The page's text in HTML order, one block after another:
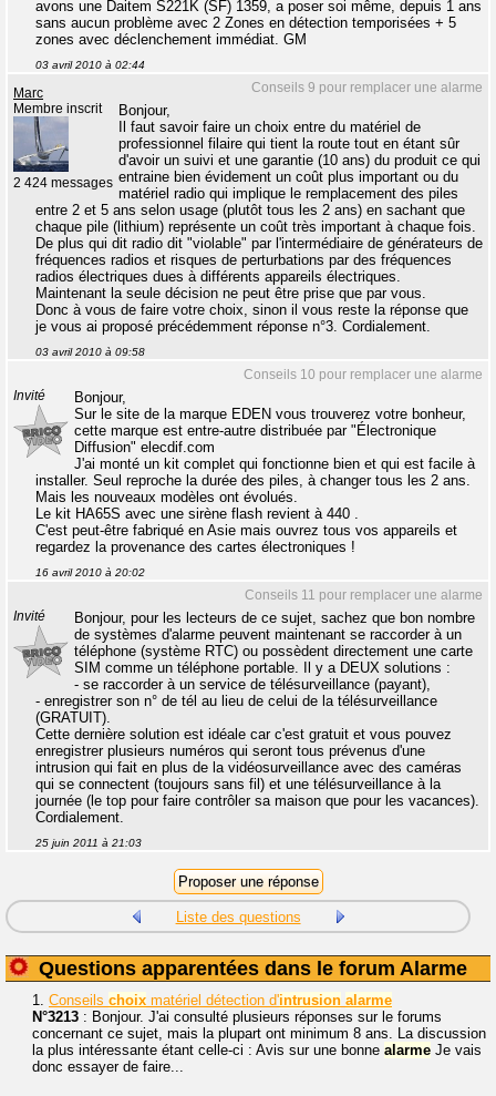
avons une Daitem S221K (SF) 1359, a poser soi même, depuis 1 ans
sans aucun problème avec 2 Zones en détection temporisées + 5
zones avec déclenchement immédiat. GM
03 avril 2010 à 02:44
Conseils 9 pour remplacer une alarme
Marc
Membre inscrit
2 424 messages
Bonjour,
Il faut savoir faire un choix entre du matériel de
professionnel filaire qui tient la route tout en étant sûr
d'avoir un suivi et une garantie (10 ans) du produit ce qui
entraine bien évidement un coût plus important ou du
matériel radio qui implique le remplacement des piles
entre 2 et 5 ans selon usage (plutôt tous les 2 ans) en sachant que
chaque pile (lithium) représente un coût très important à chaque fois.
De plus qui dit radio dit "violable" par l'intermédiaire de générateurs de
fréquences radios et risques de perturbations par des fréquences
radios électriques dues à différents appareils électriques.
Maintenant la seule décision ne peut être prise que par vous.
Donc à vous de faire votre choix, sinon il vous reste la réponse que
je vous ai proposé précédemment réponse n°3. Cordialement.
03 avril 2010 à 09:58
Conseils 10 pour remplacer une alarme
Invité
Bonjour,
Sur le site de la marque EDEN vous trouverez votre bonheur,
cette marque est entre-autre distribuée par "Électronique
Diffusion" elecdif.com
J'ai monté un kit complet qui fonctionne bien et qui est facile à
installer. Seul reproche la durée des piles, à changer tous les 2 ans.
Mais les nouveaux modèles ont évolués.
Le kit HA65S avec une sirène flash revient à 440 .
C'est peut-être fabriqué en Asie mais ouvrez tous vos appareils et
regardez la provenance des cartes électroniques !
16 avril 2010 à 20:02
Conseils 11 pour remplacer une alarme
Invité
Bonjour, pour les lecteurs de ce sujet, sachez que bon nombre
de systèmes d'alarme peuvent maintenant se raccorder à un
téléphone (système RTC) ou possèdent directement une carte
SIM comme un téléphone portable. Il y a DEUX solutions :
- se raccorder à un service de télésurveillance (payant),
- enregistrer son n° de tél au lieu de celui de la télésurveillance
(GRATUIT).
Cette dernière solution est idéale car c'est gratuit et vous pouvez
enregistrer plusieurs numéros qui seront tous prévenus d'une
intrusion qui fait en plus de la vidéosurveillance avec des caméras
qui se connectent (toujours sans fil) et une télésurveillance à la
journée (le top pour faire contrôler sa maison que pour les vacances).
Cordialement.
25 juin 2011 à 21:03
Liste des questions
Questions apparentées dans le forum Alarme
1. Conseils choix matériel détection d'intrusion alarme
N°3213 : Bonjour. J'ai consulté plusieurs réponses sur le forums
concernant ce sujet, mais la plupart ont minimum 8 ans. La discussion
la plus intéressante étant celle-ci : Avis sur une bonne alarme Je vais
donc essayer de faire...